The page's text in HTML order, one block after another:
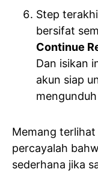
Step
bersifat
Continue
Dan isikan
akun siap
Memang
percayalah
sederhana jika